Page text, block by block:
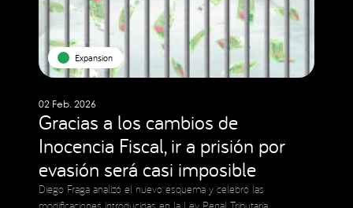
Expansion
02 Feb. 2026
Gracias a los cambios de
Inocencia Fiscal, ir a prisión por
evasión será casi imposible
Diego Fraga analizó el nuevo esquema y celebró las
modificaciones introducidas en la Ley Penal Tributaria